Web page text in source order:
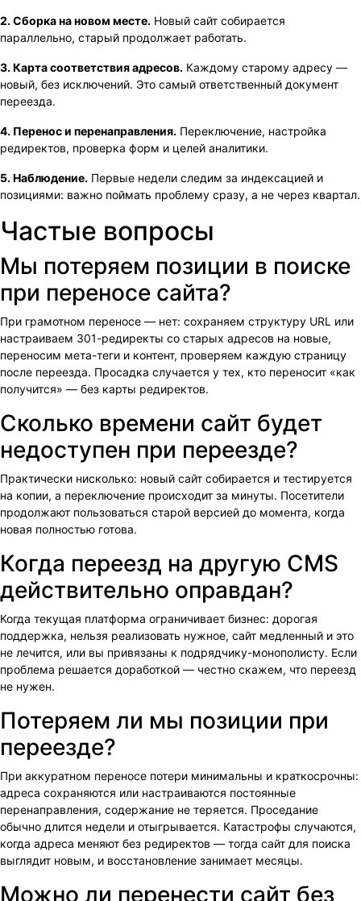
2. Сборка на новом месте. Новый сайт собирается
параллельно, старый продолжает работать.
3. Карта соответствия адресов. Каждому старому адресу —
новый, без исключений. Это самый ответственный документ
переезда.
4. Перенос и перенаправления. Переключение, настройка
редиректов, проверка форм и целей аналитики.
5. Наблюдение. Первые недели следим за индексацией и
позициями: важно поймать проблему сразу, а не через квартал.
Частые вопросы
Мы потеряем позиции в поиске
при переносе сайта?
При грамотном переносе — нет: сохраняем структуру URL или
настраиваем 301-редиректы со старых адресов на новые,
переносим мета-теги и контент, проверяем каждую страницу
после переезда. Просадка случается у тех, кто переносит «как
получится» — без карты редиректов.
Сколько времени сайт будет
недоступен при переезде?
Практически нисколько: новый сайт собирается и тестируется
на копии, а переключение происходит за минуты. Посетители
продолжают пользоваться старой версией до момента, когда
новая полностью готова.
Когда переезд на другую CMS
действительно оправдан?
Когда текущая платформа ограничивает бизнес: дорогая
поддержка, нельзя реализовать нужное, сайт медленный и это
не лечится, или вы привязаны к подрядчику-монополисту. Если
проблема решается доработкой — честно скажем, что переезд
не нужен.
Потеряем ли мы позиции при
переезде?
При аккуратном переносе потери минимальны и краткосрочны:
адреса сохраняются или настраиваются постоянные
перенаправления, содержание не теряется. Проседание
обычно длится недели и отыгрывается. Катастрофы случаются,
когда адреса меняют без редиректов — тогда сайт для поиска
выглядит новым, и восстановление занимает месяцы.
Можно ли перенести сайт без